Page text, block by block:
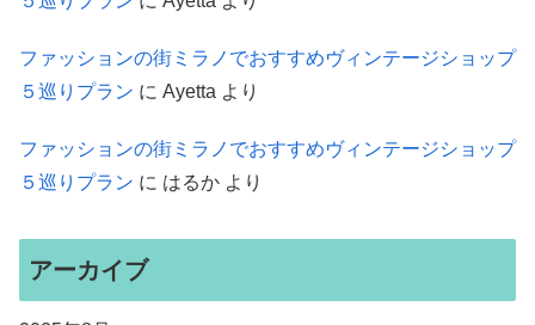
ファッションの街ミラノでおすすめヴィンテージショップ
５巡りプラン に Ayetta より
ファッションの街ミラノでおすすめヴィンテージショップ
５巡りプラン に はるか より
アーカイブ